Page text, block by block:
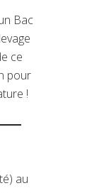
Bac
ce
pour
!
au